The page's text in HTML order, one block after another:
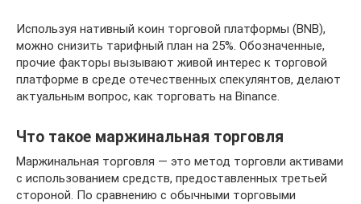
Используя нативный коин торговой платформы (BNB),
можно снизить тарифный план на 25%. Обозначенные,
прочие факторы вызывают живой интерес к торговой
платформе в среде отечественных спекулянтов, делают
актуальным вопрос, как торговать на Binance.
Что такое маржинальная торговля
Маржинальная торговля — это метод торговли активами
с использованием средств, предоставленных третьей
стороной. По сравнению с обычными торговыми